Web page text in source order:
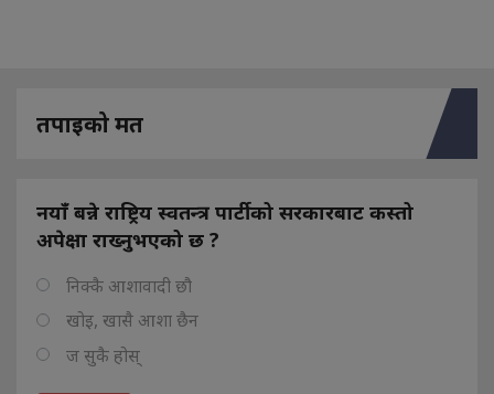
तपाइको मत
नयाँ बन्ने राष्ट्रिय स्वतन्त्र पार्टीको सरकारबाट कस्तो
अपेक्षा राख्नुभएको छ ?
निक्कै आशावादी छौ
खोइ, खासै आशा छैन
ज सुकै होस्